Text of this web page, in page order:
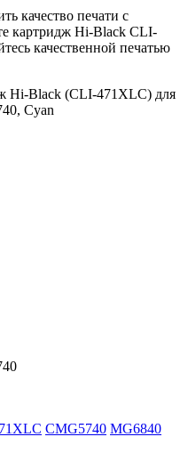
качество печати с
картридж Hi-Black CLI-
качественной печатью
Hi-Black (CLI-471XLC) для
Cyan
CMG5740 MG6840